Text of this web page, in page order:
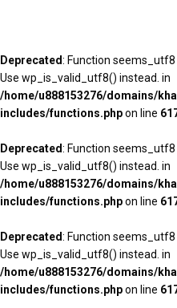
Deprecated: Function seems_utf8
Use wp_is_valid_utf8() instead. in
/home/u888153276/domains/
includes/functions.phpon line
Deprecated: Function seems_utf8
Use wp_is_valid_utf8() instead. in
/home/u888153276/domains/
includes/functions.phpon line
Deprecated: Function seems_utf8
Use wp_is_valid_utf8() instead. in
/home/u888153276/domains/
includes/functions.phpon line